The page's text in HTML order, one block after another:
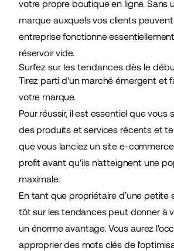
votre propre boutique en ligne. Sans
marque auxquels vos clients
entreprise fonctionne
réservoir vide.
Surfez sur les tendances dès le
Tirez parti d'un marché émergent et
votre marque.
Pour réussir, il est essentiel que vous
des produits et services récents et
que vous lanciez un site e-
profit avant qu'ils n'atteignent une
maximale.
En tant que propriétaire d’une petite
tôt sur les tendances peut donner à
un énorme avantage. Vous aurez
approprier des mots clés de